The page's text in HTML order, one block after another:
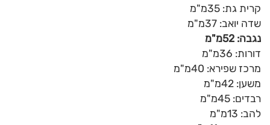
קרית גת: 35מ"מ
שדה יואב: 37מ"מ
נגבה: 52מ"מ
דורות: 36מ"מ
מרכז שפירא: 40מ"מ
משען: 42מ"מ
רבדים: 45מ"מ
להב: 13מ"מ